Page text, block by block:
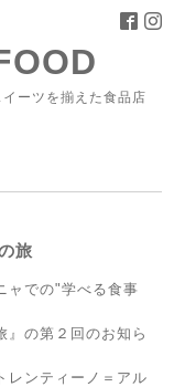
ーツを揃えた食品店
旅
ャでの"学べる食事
』の第２回のお知ら
レンティーノ＝アル